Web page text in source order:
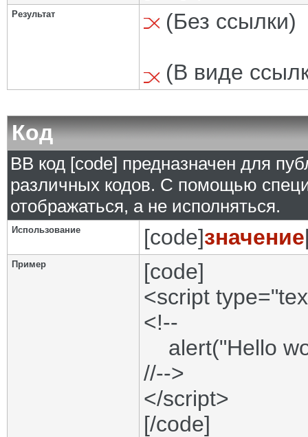
Результат (Без ссылки)
(В виде
Код
BB код [code] предназначен для
различных кодов. С помощью
отображаться, а не исполняться.
Использование [code]значение
Пример
[code]
<script
<!--
alert("Hello
//-->
</script>
[/code]